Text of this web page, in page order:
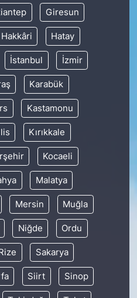
Giresun
Hakkâri Hatay
İstanbul İzmir
Karabük
Kastamonu
Kırıkkale
Kocaeli
Malatya
Mersin Muğla
Niğde Ordu
Sakarya
Siirt Sinop